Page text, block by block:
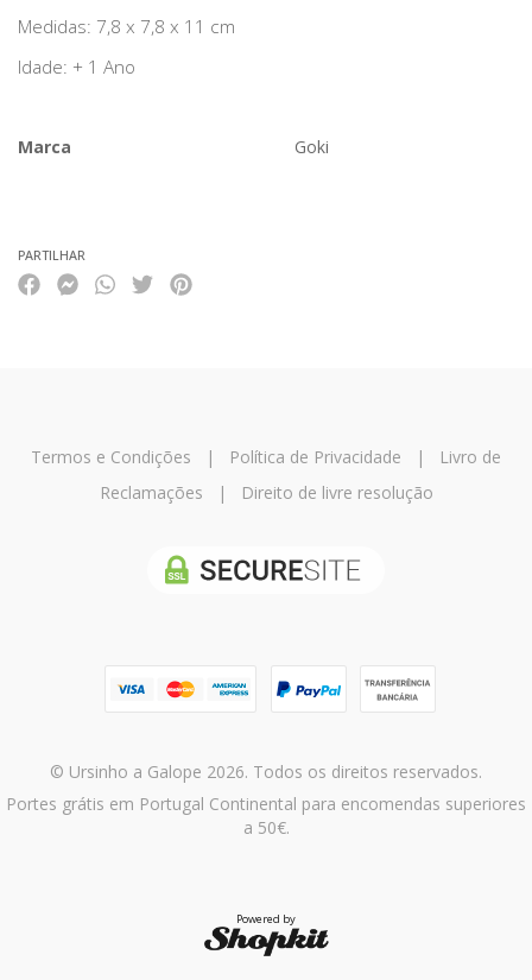
Medidas: 7,8 x 7,8 x 11 cm
Idade: + 1 Ano
Marca
Goki
PARTILHAR
Termos e Condições | Política de Privacidade |
Livro de
Reclamações | Direito de livre resolução
© Ursinho a Galope 2026. Todos os direitos reservados.
Portes grátis em Portugal Continental para encomendas superiores
a 50€.
Powered by